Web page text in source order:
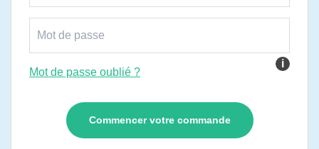
i
Mot de passe oublié ?